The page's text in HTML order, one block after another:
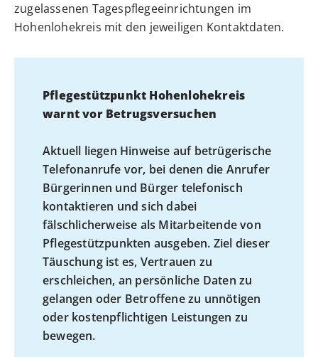
zugelassenen Tagespflegeeinrichtungen im
Hohenlohekreis mit den jeweiligen Kontaktdaten.
Pflegestützpunkt Hohenlohekreis
warnt vor Betrugsversuchen
Aktuell liegen Hinweise auf betrügerische
Telefonanrufe vor, bei denen die Anrufer
Bürgerinnen und Bürger telefonisch
kontaktieren und sich dabei
fälschlicherweise als Mitarbeitende von
Pflegestützpunkten ausgeben. Ziel dieser
Täuschung ist es, Vertrauen zu
erschleichen, an persönliche Daten zu
gelangen oder Betroffene zu unnötigen
oder kostenpflichtigen Leistungen zu
bewegen.